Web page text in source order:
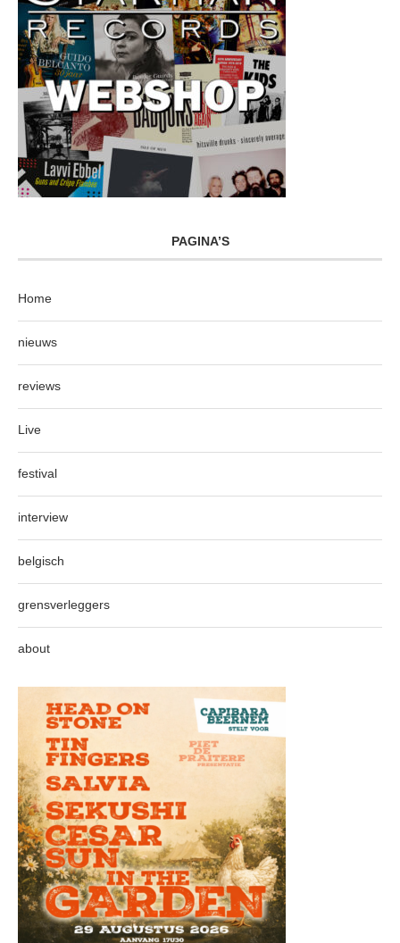
PAGINA’S
Home
nieuws
reviews
Live
festival
interview
belgisch
grensverleggers
about